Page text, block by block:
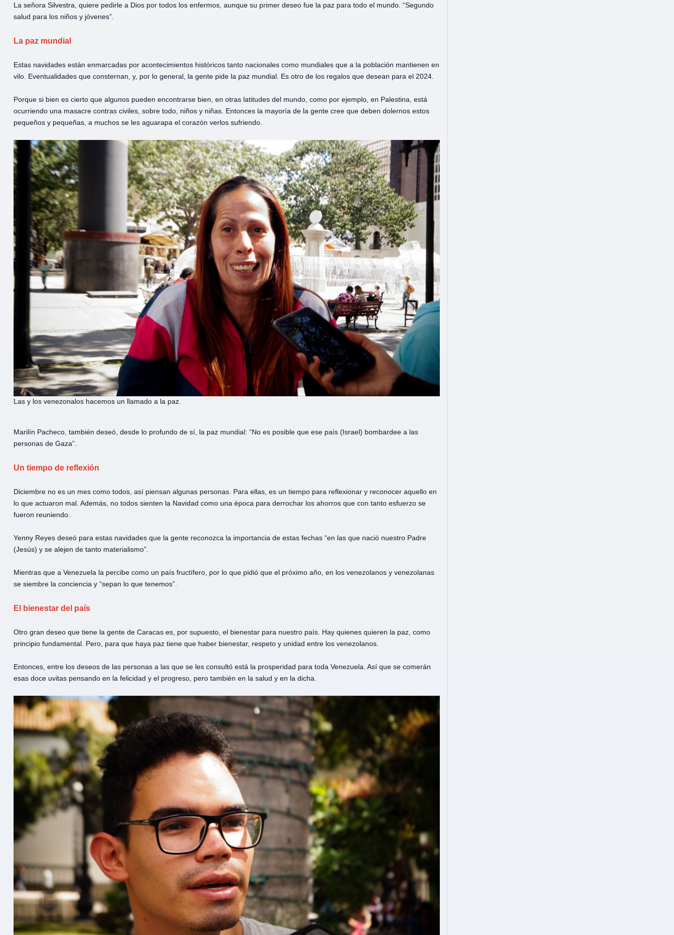
La señora Silvestra, quiere pedirle a Dios por todos los enfermos, aunque su primer deseo fue la paz para todo el mundo. “Segundo
salud para los niños y jóvenes”.
La paz mundial
Estas navidades están enmarcadas por acontecimientos históricos tanto nacionales como mundiales que a la población mantienen en
vilo. Eventualidades que consternan, y, por lo general, la gente pide la paz mundial. Es otro de los regalos que desean para el 2024.
Porque si bien es cierto que algunos pueden encontrarse bien, en otras latitudes del mundo, como por ejemplo, en Palestina, está
ocurriendo una masacre contras civiles, sobre todo, niños y niñas. Entonces la mayoría de la gente cree que deben dolernos estos
pequeños y pequeñas, a muchos se les aguarapa el corazón verlos sufriendo.
Las y los venezonalos hacemos un llamado a la paz.
Marilín Pacheco, también deseó, desde lo profundo de sí, la paz mundial: “No es posible que ese país (Israel) bombardee a las
personas de Gaza”.
Un tiempo de reflexión
Diciembre no es un mes como todos, así piensan algunas personas. Para ellas, es un tiempo para reflexionar y reconocer aquello en
lo que actuaron mal. Además, no todos sienten la Navidad como una época para derrochar los ahorros que con tanto esfuerzo se
fueron reuniendo.
Yenny Reyes deseó para estas navidades que la gente reconozca la importancia de estas fechas “en las que nació nuestro Padre
(Jesús) y se alejen de tanto materialismo”.
Mientras que a Venezuela la percibe como un país fructífero, por lo que pidió que el próximo año, en los venezolanos y venezolanas
se siembre la conciencia y “sepan lo que tenemos”.
El bienestar del país
Otro gran deseo que tiene la gente de Caracas es, por supuesto, el bienestar para nuestro país. Hay quienes quieren la paz, como
principio fundamental. Pero, para que haya paz tiene que haber bienestar, respeto y unidad entre los venezolanos.
Entonces, entre los deseos de las personas a las que se les consultó está la prosperidad para toda Venezuela. Así que se comerán
esas doce uvitas pensando en la felicidad y el progreso, pero también en la salud y en la dicha.